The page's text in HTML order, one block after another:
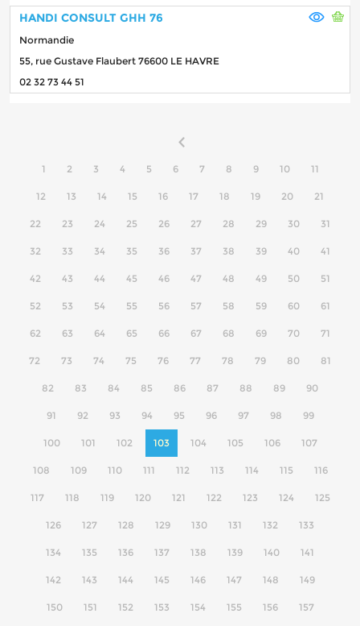
HANDI CONSULT GHH 76
Normandie
55, rue Gustave Flaubert 76600 LE HAVRE
02 32 73 44 51
1 2 3 4 5 6 7 8 9 10 11
12 13 14 15 16 17 18 19 20 21
22 23 24 25 26 27 28 29 30 31
32 33 34 35 36 37 38 39 40 41
42 43 44 45 46 47 48 49 50 51
52 53 54 55 56 57 58 59 60 61
62 63 64 65 66 67 68 69 70 71
72 73 74 75 76 77 78 79 80 81
82 83 84 85 86 87 88 89 90
91 92 93 94 95 96 97 98 99
100 101 102 103 104 105 106 107
108 109 110 111 112 113 114 115 116
117 118 119 120 121 122 123 124 125
126 127 128 129 130 131 132 133
134 135 136 137 138 139 140 141
142 143 144 145 146 147 148 149
150 151 152 153 154 155 156 157